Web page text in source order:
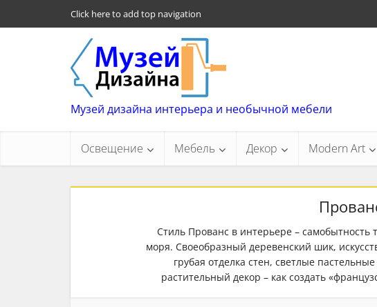
Click here to add top navigation
Музей дизайна интерьера и необычной мебели
Освещение Мебель Декор Modern Art
Стиль Прованс в интерьере –
моря. Своеобразный деревенский шик,
грубая отделка стен, светлые
растительный декор – как создать